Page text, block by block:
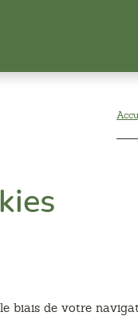
biais de votre